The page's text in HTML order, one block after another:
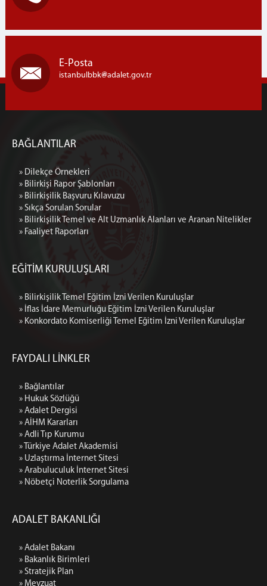
E-Posta
istanbulbbk adalet.gov.tr
BAĞLANTILAR
» Dilekçe Örnekleri
» Bilirkişi Rapor Şablonları
» Bilirkişilik Başvuru Kılavuzu
» Sıkça Sorulan Sorular
» Bilirkişilik Temel ve Alt Uzmanlık Alanları ve Aranan Nitelikler
» Faaliyet Raporları
EĞİTİM KURULUŞLARI
» Bilirkişilik Temel Eğitim İzni Verilen Kuruluşlar
» İflas İdare Memurluğu Eğitim İzni Verilen Kuruluşlar
» Konkordato Komiserliği Temel Eğitim İzni Verilen Kuruluşlar
FAYDALI LİNKLER
» Bağlantılar
» Hukuk Sözlüğü
» Adalet Dergisi
» AİHM Kararları
» Adli Tıp Kurumu
» Türkiye Adalet Akademisi
» Uzlaştırma İnternet Sitesi
» Arabuluculuk İnternet Sitesi
» Nöbetçi Noterlik Sorgulama
ADALET BAKANLIĞI
» Adalet Bakanı
» Bakanlık Birimleri
» Stratejik Plan
» Mevzuat